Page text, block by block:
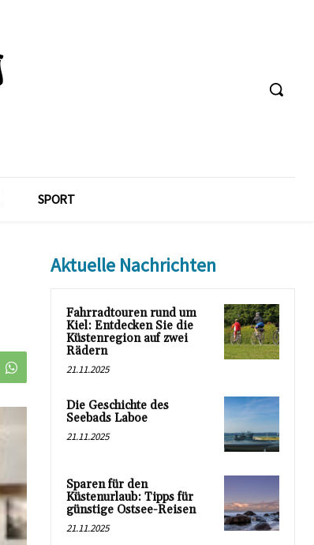
SPORT
Aktuelle Nachrichten
Fahrradtouren rund um
Kiel: Entdecken Sie die
Küstenregion auf zwei
Rädern
21.11.2025
Die Geschichte des
Seebads Laboe
21.11.2025
Sparen für den
Küstenurlaub: Tipps für
günstige Ostsee-Reisen
21.11.2025